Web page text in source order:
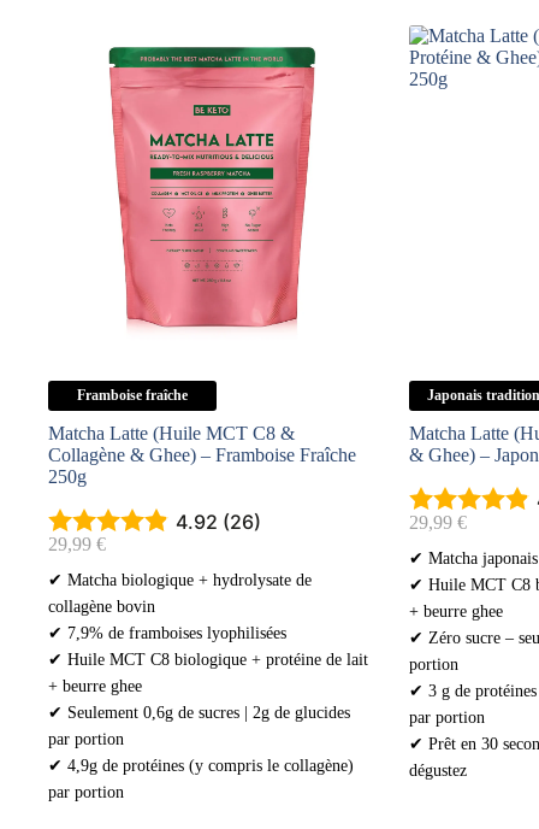
d'Acacia)
Cannelle
Cardamome
Framboise fraîche
Matcha Latte (Huile MCT C8 &
Collagène & Ghee) – Framboise Fraîche
250g
4.92 (26)
29,99 €
✔ Matcha biologique + hydrolysate de
collagène bovin
✔ 7,9% de framboises lyophilisées
✔ Huile MCT C8 biologique + protéine de lait
+ beurre ghee
✔ Seulement 0,6g de sucres | 2g de glucides
par portion
✔ 4,9g de protéines (y compris le collagène)
par portion
Japonais
Matcha Latte
& Ghee) –
29,99 €
✔ Matcha
✔ Huile MCT C8
+ beurre ghee
✔ Zéro sucre –
portion
✔ 3 g de protéines
par portion
✔ Prêt en 30
dégustez